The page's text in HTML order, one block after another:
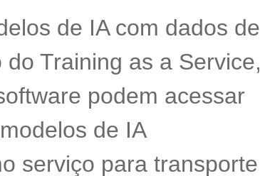
de IA com dados de
Training as a Service,
podem acessar
de IA
serviço para transporte